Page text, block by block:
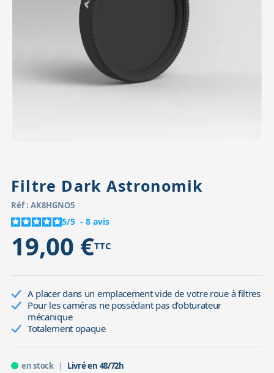
Accessoires pour montures
Pièces détachées
Filtre Dark Astronomik
Réf : AK8HGNO5
5/5 - 8 avis
19,00 €TTC
A placer dans un emplacement vide de votre roue à filtres
Pour les caméras ne possédant pas d'obturateur
mécanique
Totalement opaque
en stock Livré en 48/72h